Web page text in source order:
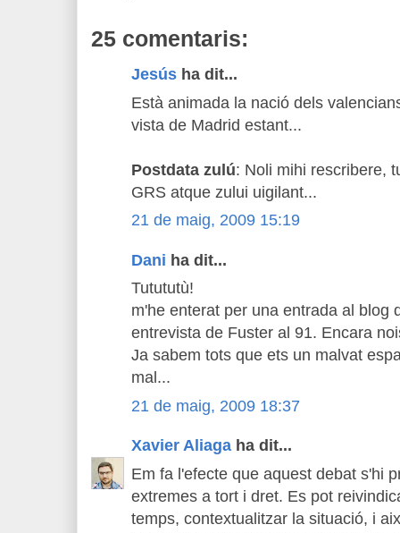
25 comentaris:
Jesús ha dit...
Està animada la nació dels
vista de Madrid estant...
Postdata zulú: Noli mihi rescribere,
GRS atque zului uigilant...
21 de maig, 2009 15:19
Dani ha dit...
Tutututù!
m'he enterat per una entrada al blog
entrevista de Fuster al 91. Encara
Ja sabem tots que ets un malvat
mal...
21 de maig, 2009 18:37
Xavier Aliaga ha dit...
Em fa l'efecte que aquest debat s'hi
extremes a tort i dret. Es pot
temps, contextualitzar la situació, i